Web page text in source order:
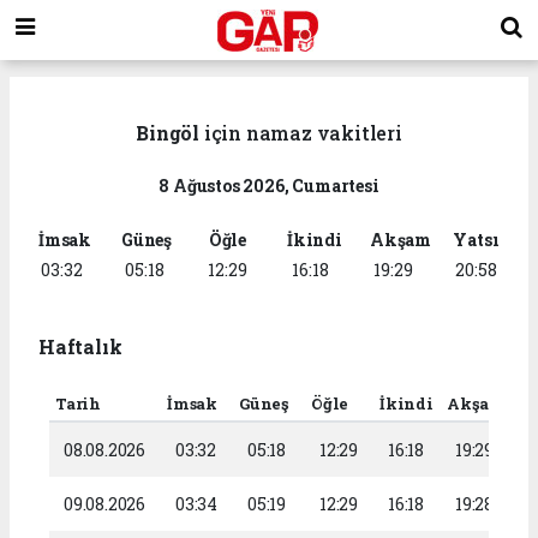
Bingöl için namaz vakitleri
8 Ağustos 2026, Cumartesi
İmsak
03:32
Güneş
05:18
Öğle
12:29
İkindi
16:18
Akşam
19:29
Yatsı
20:58
Haftalık
Tarih İmsak Güneş Öğle İkindi Akşam
08.08.2026 03:32 05:18 12:29 16:18 19:29
09.08.2026 03:34 05:19 12:29 16:18 19:28